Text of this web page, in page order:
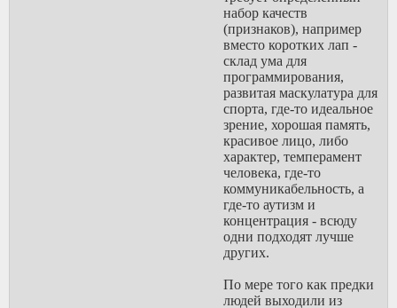
набор качеств
(признаков), например
вместо коротких лап -
склад ума для
программирования,
развитая маскулатура для
спорта, где-то идеальное
зрение, хорошая память,
красивое лицо, либо
характер, темперамент
человека, где-то
коммуникабельность, а
где-то аутизм и
концентрация - всюду
одни подходят лучше
других.
По мере того как предки
людей выходили из